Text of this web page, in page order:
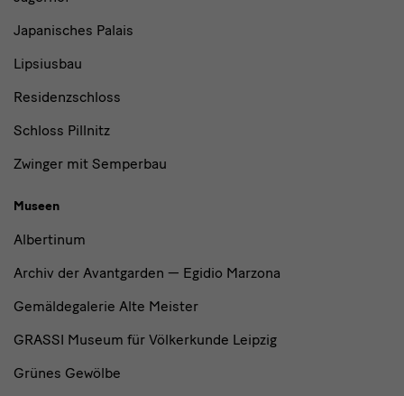
Japanisches Palais
Lipsiusbau
Residenzschloss
Schloss Pillnitz
Zwinger mit Semperbau
Museen
Albertinum
Archiv der Avantgarden — Egidio Marzona
Gemäldegalerie Alte Meister
GRASSI Museum für Völkerkunde Leipzig
Grünes Gewölbe